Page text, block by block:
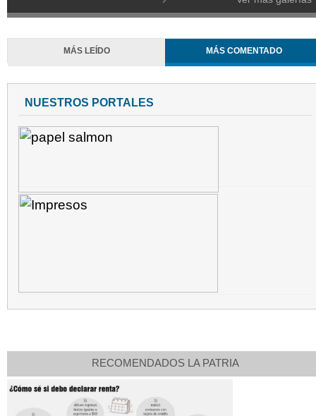
MÁS LEÍDO MÁS COMENTADO
NUESTROS PORTALES
RECOMENDADOS LA PATRIA